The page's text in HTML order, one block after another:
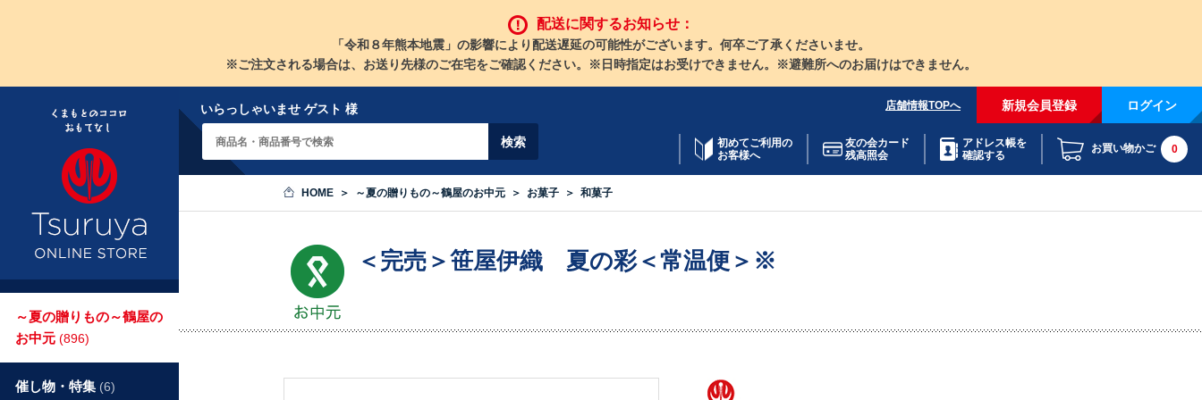
配送に関するお知らせ：
「令和８年熊本地震」の影響により配送遅延の可能性がございます。何卒ご了承くださいませ。
※ご注文される場合は、お送り先様のご在宅をご確認ください。※日時指定はお受けできません。※避難所へのお届けはできません。
いらっしゃいませ ゲスト 様 店舗情報TOPへ 新規会員登録 ログイン
初めてご利用の
お客様へ
友の会カード
残高照会
アドレス帳を
確認する
お買い物かご 0
HOME ～夏の贈りもの～鶴屋のお中元 お菓子 和菓子
＜完売＞笹屋伊織 夏の彩＜常温便＞※
～夏の贈りもの～鶴屋の
お中元 (896)
催し物・特集 (6)